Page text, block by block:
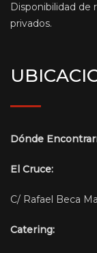
Disponibilidad de
privados.
Dónde
El Cruce:
C/ Rafael Beca
Catering: